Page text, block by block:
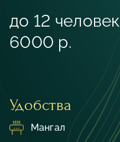
до 12 человек
6000 р.
Удобства
Мангал